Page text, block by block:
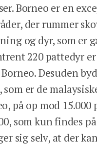
Borneo er en
der rummer
og dyr, som er
220 pattedyr
Desuden
som er de
på op mod
som kun findes
sig selv, at der